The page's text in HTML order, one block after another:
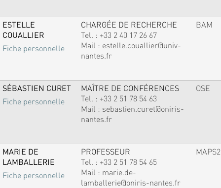
ESTELLE
COUALLIER
Fiche personnelle
CHARGÉE DE RECHERCHE
Tel. : +33 2 40 17 26 67
Mail : estelle.couallier@univ-
nantes.fr
BAM
SÉBASTIEN CURET
Fiche personnelle
MAÎTRE DE CONFÉRENCES
Tel. : +33 2 51 78 54 63
Mail : sebastien.curet@oniris-
nantes.fr
OSE
MARIE DE
LAMBALLERIE
Fiche personnelle
PROFESSEUR
Tel. : +33 2 51 78 54 65
Mail : marie.de-
lamballerie@oniris-nantes.fr
MAPS2